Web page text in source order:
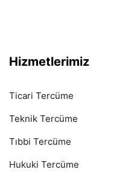
Hizmetlerimiz
Ticari Tercüme
Teknik Tercüme
Tıbbi Tercüme
Hukuki Tercüme